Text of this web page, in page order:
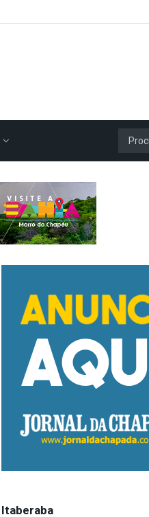
Itaberaba